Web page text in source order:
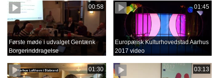
00:58
Første møde i udvalget Gentænk
Borgerinddragelse
01:45
Europæisk Kulturhovedstad Aarhus
2017 video
01:30 03:13